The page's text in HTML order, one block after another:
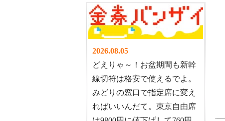
2026.08.05
どえりゃ～！お盆期間も新幹
線切符は格安で使えるでよ。
みどりの窓口で指定席に変え
ればいいんだて。東京自由席